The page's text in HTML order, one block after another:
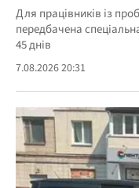
Для працівників із
передбачена
45 днів
7.08.2026 20:31